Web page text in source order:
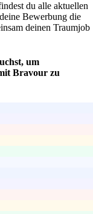
du alle aktuellen
Bewerbung die
deinen Traumjob
um
Bravour zu